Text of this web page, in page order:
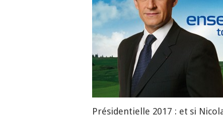
Présidentielle 2017 : et si